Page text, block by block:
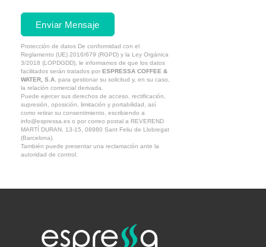
Enviar Mensaje
Protección de datos De conformidad con el
Reglamento (UE) 2016/679 (RGPD) y la Ley Orgánica
3/2018 (LOPDGDD), le informamos de que los datos
facilitados serán tratados por ESPRESSA COFFEE &
WATER, S.A. para gestionar su solicitud y, en su caso,
la relación comercial derivada.
Puede ejercer sus derechos de acceso, rectificación,
supresión, oposición, limitación y portabilidad, así
como retirar su consentimiento, escribiendo a
info@espressa.es o por correo postal a REVEREND
MARTÍ DURAN, 13-15, 08980 Sant Feliu de Llobregat
(Barcelona).
También puede presentar una reclamación ante la
autoridad de control.